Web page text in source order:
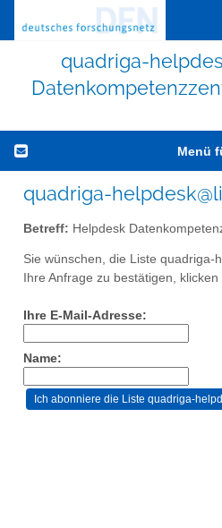
quadriga-
Menü
quadriga-
Betreff: Helpdesk
Sie wünschen, die Liste quadriga-
Ihre Anfrage zu bestätigen,
Ihre E-Mail-Adresse:
Name: